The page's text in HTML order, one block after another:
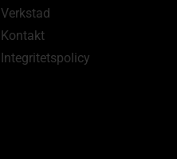
Verkstad
Kontakt
Integritetspolicy